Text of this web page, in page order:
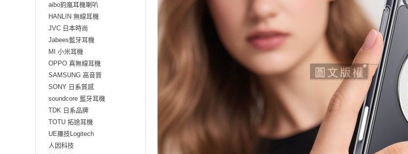
aibo鈞嵐耳機喇叭
HANLIN 無線耳機
JVC 日本時尚
Jabees藍牙耳機
MI 小米耳機
OPPO 真無線耳機
SAMSUNG 高音質
SONY 日系質感
soundcore 藍牙耳機
TDK 日系品牌
TOTU 拓途耳機
UE羅技Logitech
人因科技